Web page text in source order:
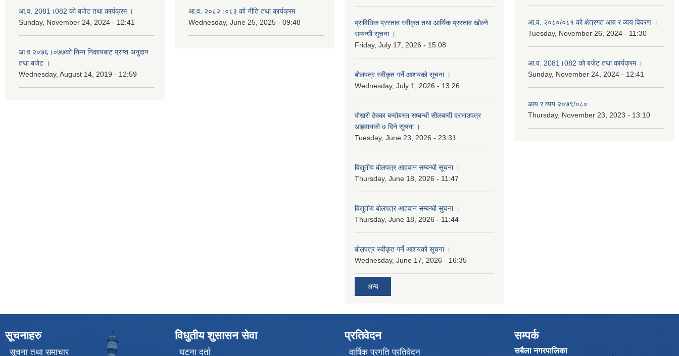
आ.व. 2081।082 को बजेट तथा कार्यक्रम ।
Sunday, November 24, 2024 - 12:41
आ‌ व २०७६।०७७को निम्न निकायबाट प्राप्त अनुदान
तथा बजेट ।
Wednesday, August 14, 2019 - 12:59
आ.व. २०८२।०८३ को नीति तथा कार्यक्रम
Wednesday, June 25, 2025 - 09:48
प्राविधिक प्रस्ताव स्वीकृत तथा आर्थिक प्रस्ताव खोल्ने
सम्बन्धी सूचना ।
Friday, July 17, 2026 - 15:08
बोलपत्र स्वीकृत गर्ने आशयको सूचना ।
Wednesday, July 1, 2026 - 13:26
पोखरी ठेक्का बन्दोबस्त सम्बन्धी सीलबन्दी दरभाउपत्र
आहवानको ७ दिने सूचना ।
Tuesday, June 23, 2026 - 23:31
विद्युतीय बोलपत्र आहवान सम्बन्धी सूचना ।
Thursday, June 18, 2026 - 11:47
विद्युतीय बोलपत्र आहवान सम्बन्धी सुचना ।
Thursday, June 18, 2026 - 11:44
बोलपत्र स्वीकृत गर्ने आशयको सूचना ।
Wednesday, June 17, 2026 - 16:35
अन्य
आ.व. २०८०/०८१ को क्षेत्रगत आय र व्यय विवरण ।
Tuesday, November 26, 2024 - 11:30
आ.व. 2081।082 को बजेट तथा कार्यक्रम ।
Sunday, November 24, 2024 - 12:41
आय र व्यय २०७९/०८०
Thursday, November 23, 2023 - 13:10
सूचनाहरु
सूचना तथा समाचार
विधुतीय शुसासन सेवा
घटना दर्ता
प्रतिवेदन
वार्षिक प्रगति प्रतिवेदन
सम्पर्क
सबैला नगरपालिका